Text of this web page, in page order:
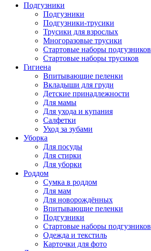
Подгузники
Подгузники
Подгузники-трусики
Трусики для взрослых
Многоразовые трусики
Стартовые наборы подгузников
Стартовые наборы трусиков
Гигиена
Впитывающие пеленки
Вкладыши для груди
Детские принадлежности
Для мамы
Для ухода и купания
Салфетки
Уход за зубами
Уборка
Для посуды
Для стирки
Для уборки
Роддом
Сумка в роддом
Для мам
Для новорождённых
Впитывающие пеленки
Подгузники
Стартовые наборы подгузников
Одежда и текстиль
Карточки для фото